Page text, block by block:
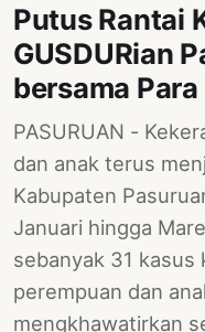
Putus Rantai
GUSDURian
bersama
PASURUAN -
dan anak terus
Kabupaten
Januari hingga
sebanyak 31 kasus
perempuan dan
mengkhawatirkan